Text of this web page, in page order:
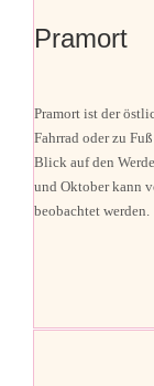
Pramort
Pramort ist der
Fahrrad oder zu
Blick auf den
und Oktober kann
beobachtet werden.